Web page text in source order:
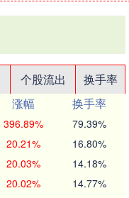
个股流出
换手率
涨幅
换手率
396.89% 79.39%
20.21% 16.80%
20.03% 14.18%
20.02% 14.77%